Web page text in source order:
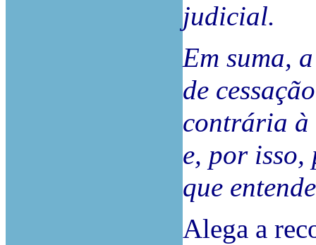
judicial.
Em suma,
de
contrária à
e, por isso,
que
Alega a